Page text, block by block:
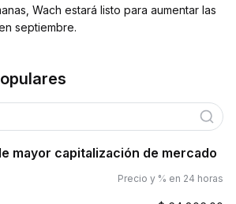
Wach estará listo para aumentar las
septiembre.
mayor capitalización de mercado
Precio y % en 24 horas